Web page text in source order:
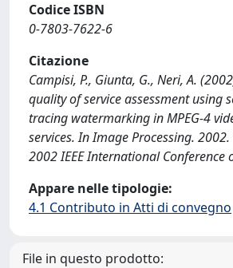
Codice ISBN
0-7803-7622-6
Citazione
Campisi, P., Giunta, G., Neri, A.
quality of service assessment using
tracing watermarking in MPEG-4
services. In Image Processing.
2002 IEEE International Conference
Appare nelle tipologie:
4.1 Contributo in Atti di convegno
File in questo prodotto: